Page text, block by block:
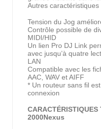
Autres caractéristiques
Tension du Jog
Contrôle possible de
MIDI/HID
Un lien Pro DJ Link
avec jusqu’à quatre
LAN
Compatible avec les
AAC, WAV et AIFF
* Un routeur sans fil
connexion
CARACTÉRISTIQUES
2000Nexus